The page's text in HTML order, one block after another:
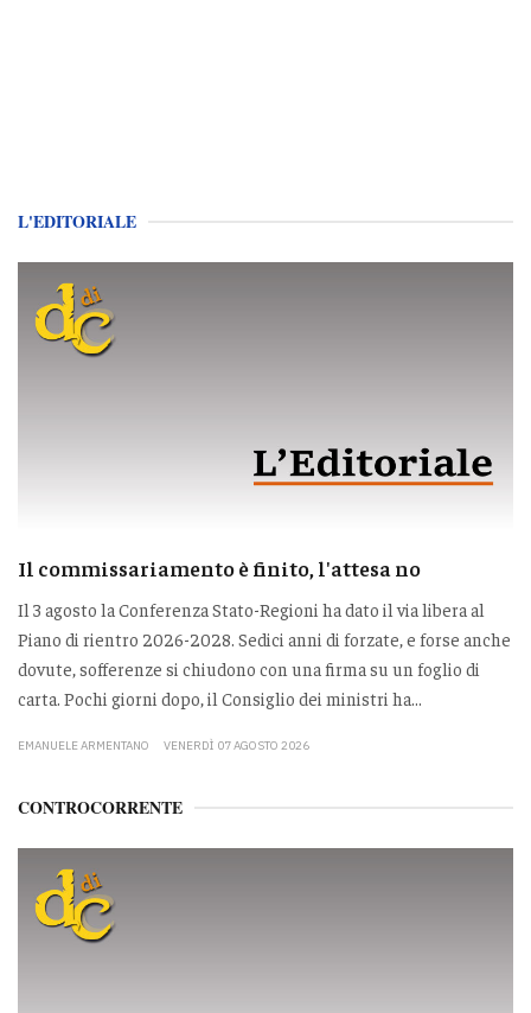
L'EDITORIALE
Il commissariamento è finito, l'attesa no
Il 3 agosto la Conferenza Stato-Regioni ha dato il via libera al
Piano di rientro 2026-2028. Sedici anni di forzate, e forse anche
dovute, sofferenze si chiudono con una firma su un foglio di
carta. Pochi giorni dopo, il Consiglio dei ministri ha...
EMANUELE ARMENTANO VENERDÌ 07 AGOSTO 2026
CONTROCORRENTE